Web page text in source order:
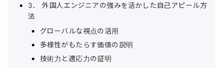
3． 外国人エンジニアの強みを活かした自己アピール方
法
グローバルな視点の活用
多様性がもたらす価値の説明
技術力と適応力の証明